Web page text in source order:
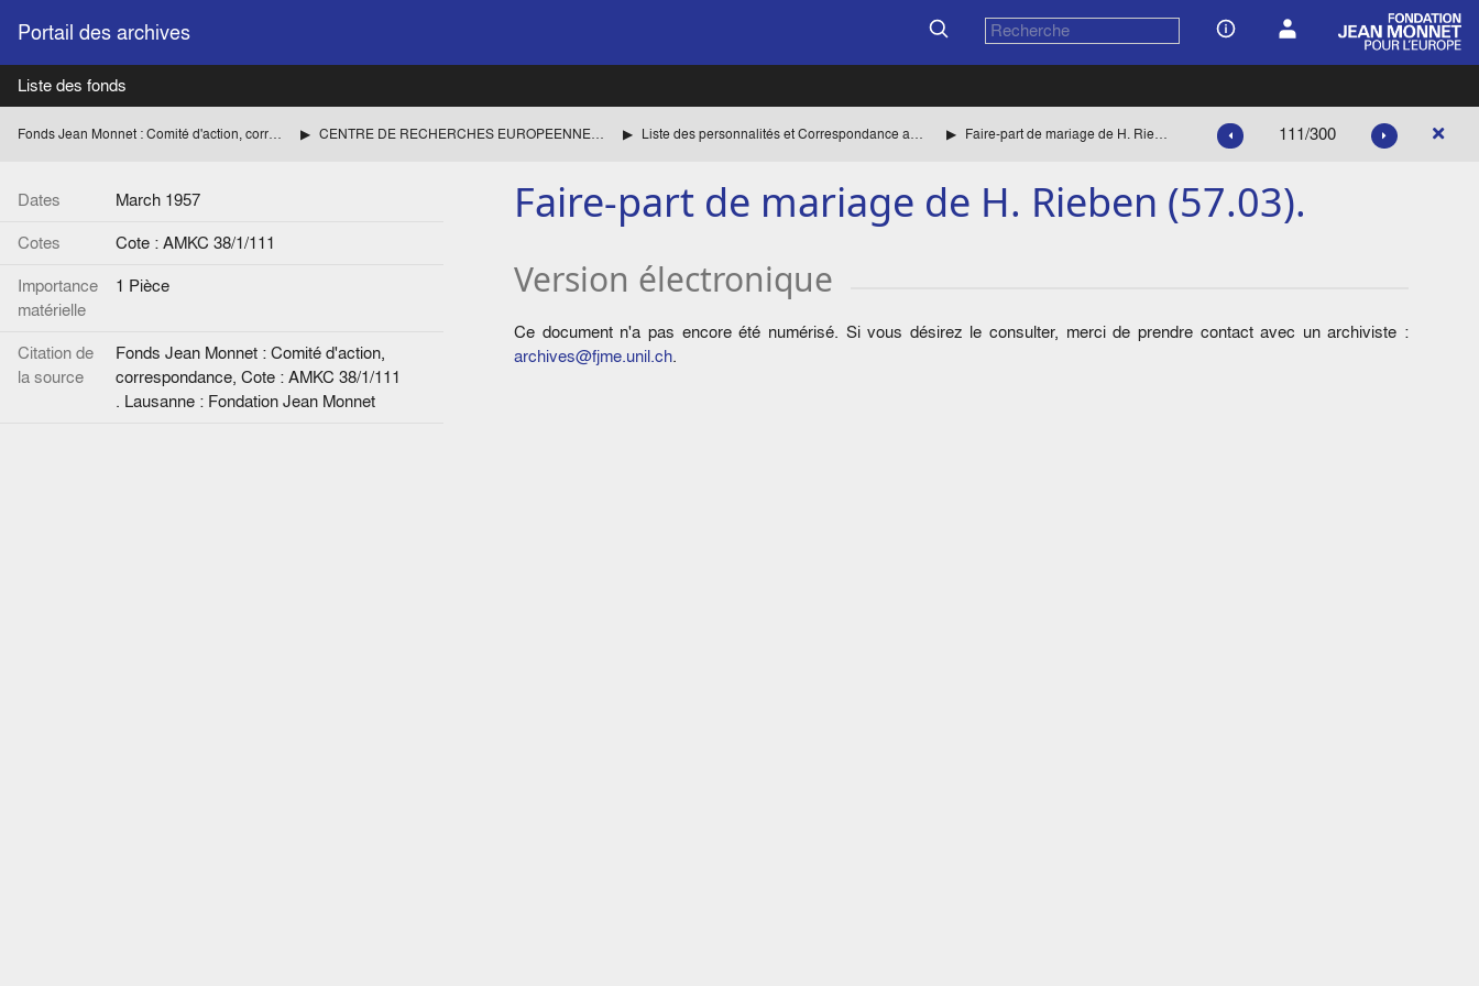
Portail des archives
Liste des fonds
Fonds Jean Monnet : Comité d'action, correspondance CENTRE DE RECHERCHES EUROPEENNES DE LAUSANNE Liste des personnalités et Correspondance avec Henri RIEBEN jusqu'en 1960 inclus. Faire-part de mariage de H. Rieben (57.03). 111/300
Dates
March 1957
Cotes
Cote : AMKC 38/1/111
Importance
matérielle
1 Pièce
Citation de
la source
Fonds Jean Monnet : Comité d'action,
correspondance, Cote : AMKC 38/1/111
. Lausanne : Fondation Jean Monnet
Faire-part de mariage de H. Rieben (57.03).
Version électronique
Ce document n'a pas encore été numérisé. Si vous désirez le consulter, merci de prendre contact avec un archiviste :
archives@fjme.unil.ch.